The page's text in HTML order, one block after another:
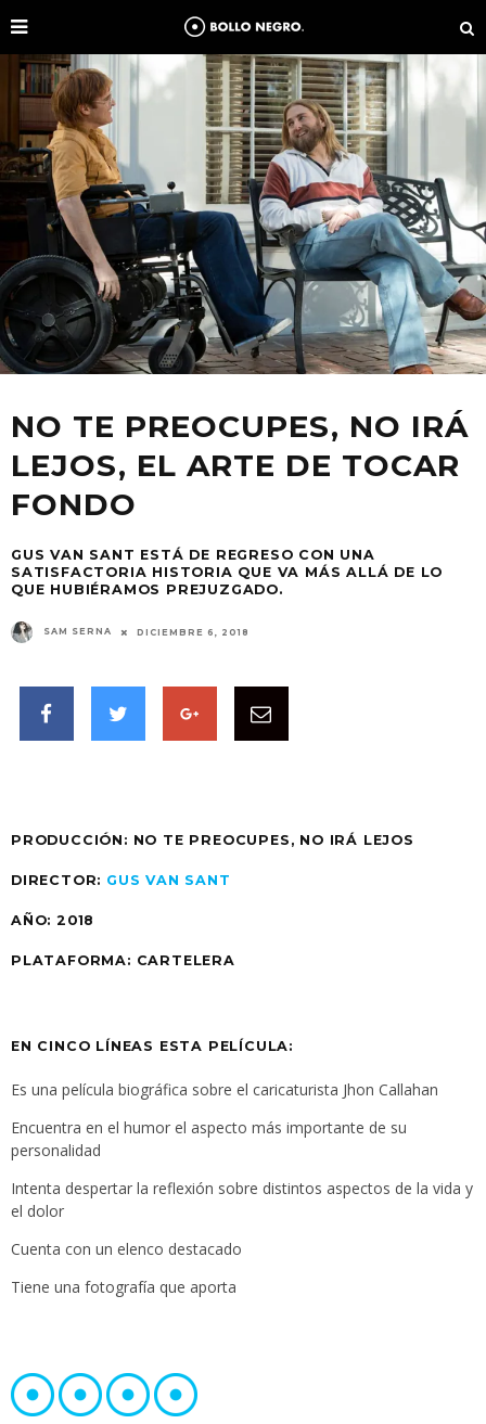
NO TE PREOCUPES, NO IRÁ
LEJOS, EL ARTE DE TOCAR
FONDO
GUS VAN SANT ESTÁ DE REGRESO CON UNA
SATISFACTORIA HISTORIA QUE VA MÁS ALLÁ DE LO
QUE HUBIÉRAMOS PREJUZGADO.
SAM SERNA DICIEMBRE 6, 2018
PRODUCCIÓN: NO TE PREOCUPES, NO IRÁ LEJOS
DIRECTOR: GUS VAN SANT
AÑO: 2018
PLATAFORMA: CARTELERA
EN CINCO LÍNEAS ESTA PELÍCULA:
Es una película biográfica sobre el caricaturista Jhon Callahan
Encuentra en el humor el aspecto más importante de su
personalidad
Intenta despertar la reflexión sobre distintos aspectos de la vida y
el dolor
Cuenta con un elenco destacado
Tiene una fotografía que aporta